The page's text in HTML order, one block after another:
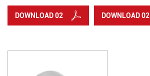
DOWNLOAD 02 DOWNLOAD 02